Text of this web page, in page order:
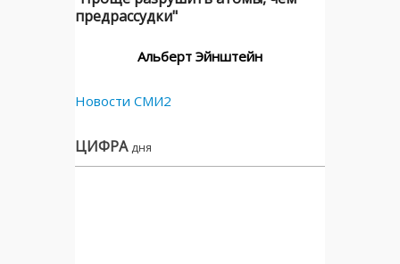
предрассудки"
Альберт Эйнштейн
Новости СМИ2
ЦИФРА дня